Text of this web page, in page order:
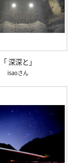
「 深深と」
isao